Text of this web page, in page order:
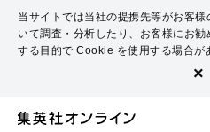
当サイトでは当社の提携先等がお客様
いて調査・分析したり、お客様にお勧
する目的で Cookie を使用する場合が
×